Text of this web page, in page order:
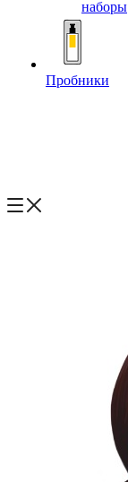
наборы
Пробники